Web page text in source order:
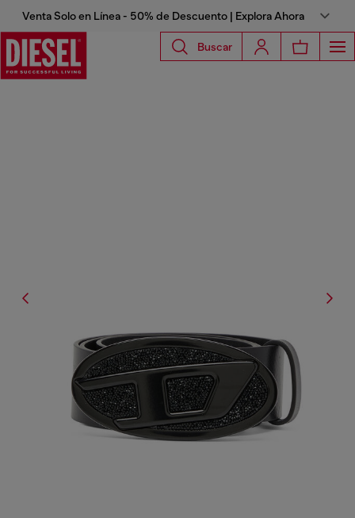
Venta Solo en Línea - 50% de Descuento | Explora Ahora
Buscar